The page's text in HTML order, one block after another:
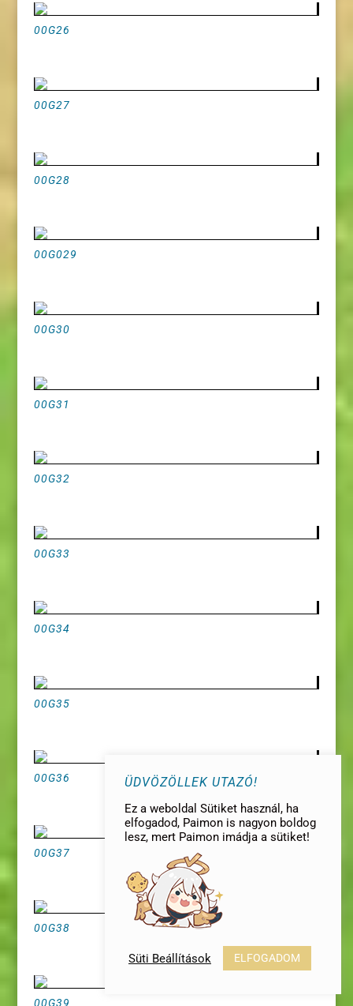
00G26
00G27
00G28
00G029
00G30
00G31
00G32
00G33
00G34
00G35
00G36
00G37
00G38
00G39
Tervezte:
©2020 GenshinImpact.hu | Az oldal nem
áll kapcsolatban a fejlesztő céggel és az
összes jogvédett tartalom a MiHoYo
ÜDVÖZÖLLEK UTAZÓ!
Ez a weboldal Sütiket használ, ha
elfogadod, Paimon is nagyon boldog
lesz, mert Paimon imádja a sütiket!
Süti Beállítások ELFOGADOM